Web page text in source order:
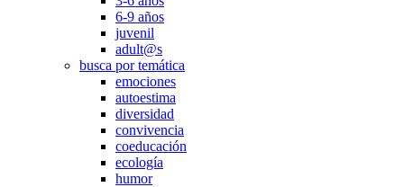
6-9 años
juvenil
adult@s
busca por temática
emociones
autoestima
diversidad
convivencia
coeducación
ecología
humor